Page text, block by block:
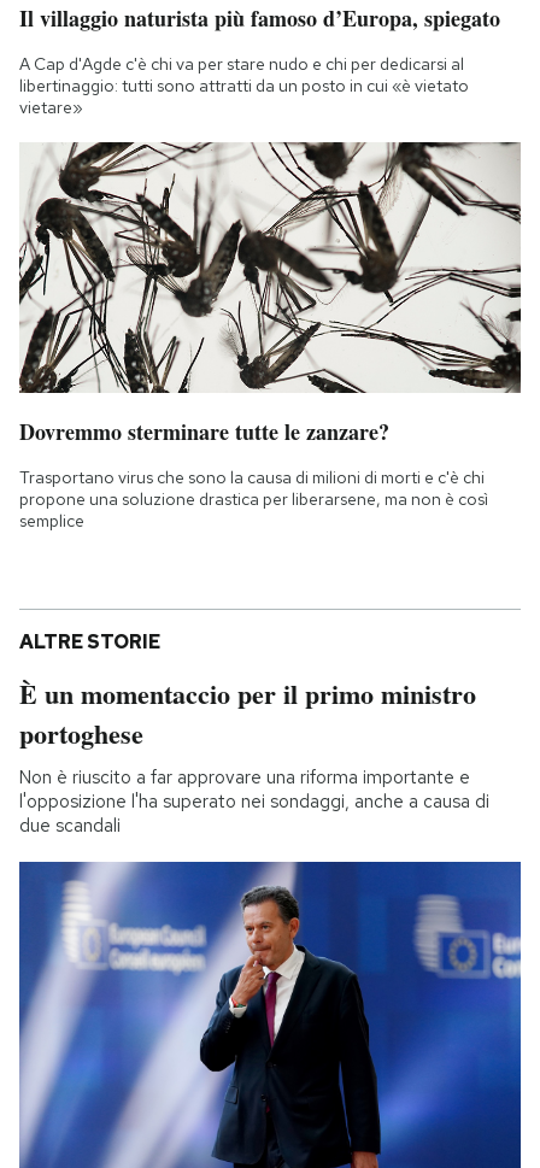
Il villaggio naturista più famoso d’Europa, spiegato
A Cap d'Agde c'è chi va per stare nudo e chi per dedicarsi al
libertinaggio: tutti sono attratti da un posto in cui «è vietato
vietare»
Dovremmo sterminare tutte le zanzare?
Trasportano virus che sono la causa di milioni di morti e c'è chi
propone una soluzione drastica per liberarsene, ma non è così
semplice
ALTRE STORIE
È un momentaccio per il primo ministro
portoghese
Non è riuscito a far approvare una riforma importante e
l'opposizione l'ha superato nei sondaggi, anche a causa di
due scandali